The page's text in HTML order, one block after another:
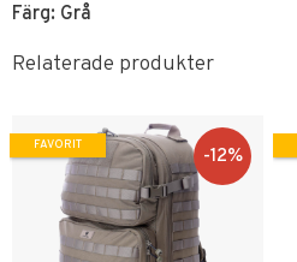
Färg: Grå
Relaterade produkter
12%
FAVORIT